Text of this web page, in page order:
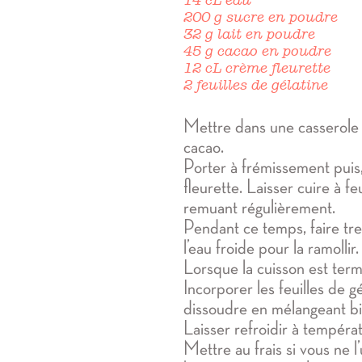
200 g sucre en poudre
32 g lait en poudre
45 g cacao en poudre
12 cL crème fleurette
2 feuilles de gélatine
Mettre dans une casserole
cacao.
Porter à frémissement
fleurette. Laisser cuire à
remuant régulièrement.
Pendant ce temps, faire
l’eau froide pour la ramollir.
Lorsque la cuisson est
Incorporer les feuilles de
dissoudre en mélangeant
Laisser refroidir à
Mettre au frais si vous ne